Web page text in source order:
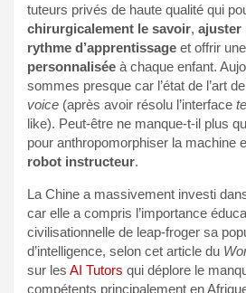
tuteurs privés de haute qualité qui
chirurgicalement le savoir, ajuster
rythme d’apprentissage et offrir une
personnalisée à chaque enfant.
sommes presque car l’état de l’art
voice (après avoir résolu l’interface
like). Peut-être ne manque-t-il plus
pour anthropomorphiser la machine
robot instructeur.
La Chine a massivement investi
car elle a compris l’importance
civilisationnelle de leap-froger sa
d’intelligence, selon cet article du
sur les AI Tutors qui déplore le
compétents principalement en